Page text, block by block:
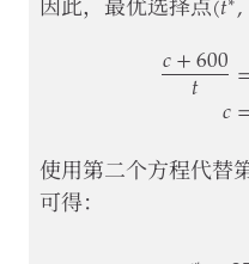
𝑐+600
𝑡 𝑐
600 =
使用第二个方程代替
可得：